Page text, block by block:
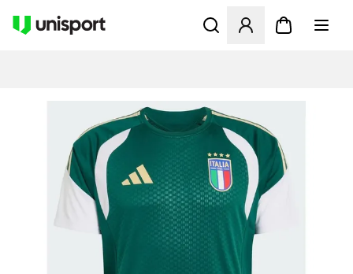
Apre una finestra modale